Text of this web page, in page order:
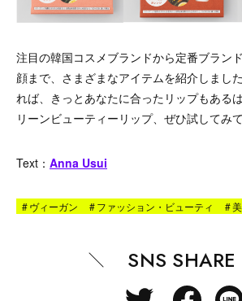
注目の韓国コスメブランドから定番ブラン
顔まで、さまざまなアイテムを紹介しまし
れば、きっとあなたに合ったリップもある
リーンビューティーリップ、ぜひ試してみ
Text： Anna Usui
#ヴィーガン #ファッション・ビューティ #
SNS SHARE